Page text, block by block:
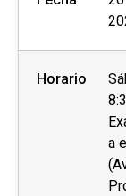
Horario
a